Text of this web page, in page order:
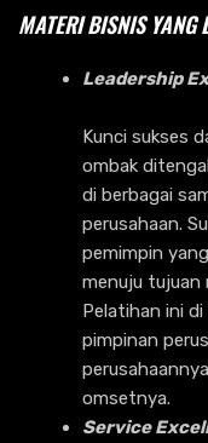
MATERI BISNIS YANG
Leadership
Kunci sukses
ombak
di berbagai
perusahaan.
pemimpin
menuju tujuan
Pelatihan ini
pimpinan
omsetnya.
Service